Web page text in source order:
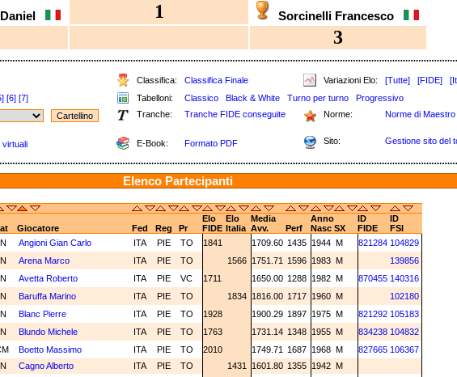
1 Sorcinelli Francesco
3
Classifica: Classifica Finale Variazioni Elo: [Tutte] [FIDE]
[6] [7] Tabelloni: Classico Black & White Turno per turno
Progressivo
Tranche: Tranche FIDE conseguite Norme: Norme di
virtuali E-Book: Formato PDF Sito: Gestione sito del
Elenco Partecipanti
Elo Elo Media Anno ID
ID
Giocatore Fed Reg Pr FIDE Italia Avv. Perf Nasc SX FIDE
FSI
Angioni Gian Carlo ITA PIE TO 1841 1709.60 1435 1944 M 821284 104829
Arena Marco ITA PIE TO 1566 1751.71 1596 1983 M
139856
Avetta Roberto ITA PIE VC 1711 1650.00 1288 1982 M 870455 140316
Baruffa Marino ITA PIE TO 1834 1816.00 1717 1960 M
102180
Blanc Pierre ITA PIE TO 1928 1900.29 1897 1975 M 821292 105183
Blundo Michele ITA PIE TO 1763 1731.14 1348 1955 M 834238 104832
Boetto Massimo ITA PIE TO 2010 1749.71 1687 1968 M 827665 106367
Cagno Alberto ITA PIE TO 1431 1601.80 1355 1942 M